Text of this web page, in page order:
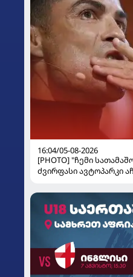
16:04/05-08-2026
[PHOTO] "ჩემი
ძვირფასი ავტოპარკი